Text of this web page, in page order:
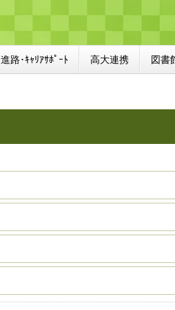
進路･ｷｬﾘｱｻﾎﾟｰﾄ 高大連携 図書